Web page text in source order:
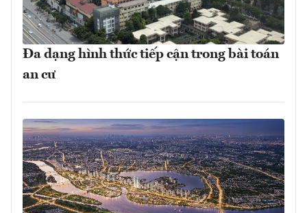
Đa dạng hình thức tiếp cận trong bài toán
an cư